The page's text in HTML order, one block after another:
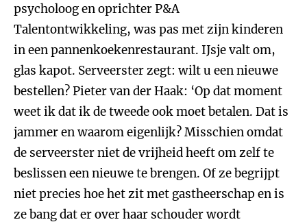
psycholoog en oprichter P&A
Talentontwikkeling, was pas met zijn kinderen
in een pannenkoekenrestaurant. IJsje valt om,
glas kapot. Serveerster zegt: wilt u een nieuwe
bestellen? Pieter van der Haak: ‘Op dat moment
weet ik dat ik de tweede ook moet betalen. Dat is
jammer en waarom eigenlijk? Misschien omdat
de serveerster niet de vrijheid heeft om zelf te
beslissen een nieuwe te brengen. Of ze begrijpt
niet precies hoe het zit met gastheerschap en is
ze bang dat er over haar schouder wordt